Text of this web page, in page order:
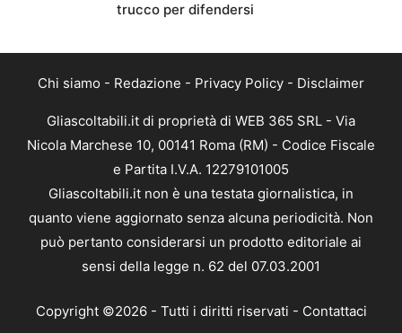
trucco per difendersi
Chi siamo - Redazione - Privacy Policy - Disclaimer
Gliascoltabili.it di proprietà di WEB 365 SRL - Via
Nicola Marchese 10, 00141 Roma (RM) - Codice Fiscale
e Partita I.V.A. 12279101005
Gliascoltabili.it non è una testata giornalistica, in
quanto viene aggiornato senza alcuna periodicità. Non
può pertanto considerarsi un prodotto editoriale ai
sensi della legge n. 62 del 07.03.2001
Copyright ©2026 - Tutti i diritti riservati - Contattaci